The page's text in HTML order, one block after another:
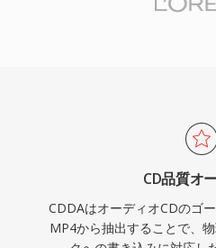
CD品質オ
CDDAはオーディオCDのゴ
MP4から抽出することで、